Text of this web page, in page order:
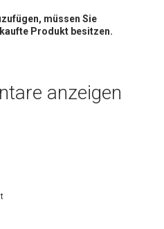
müssen Sie
Produkt besitzen.
anzeigen